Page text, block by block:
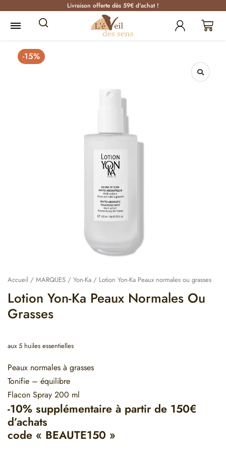
Livraison offerte dès 59€ d'achat !
-15%
Accueil / MARQUES / Yon-Ka / Lotion Yon-Ka Peaux normales ou grasses
Lotion Yon-Ka Peaux Normales Ou
Grasses
aux 5 huiles essentielles
Peaux normales à grasses
Tonifie – équilibre
Flacon Spray 200 ml
-10% supplémentaire à partir de 150€
d’achats
code « BEAUTE150 »